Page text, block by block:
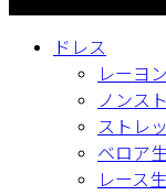
ドレス
レーヨ
ノンス
ストレ
ベロア
レース